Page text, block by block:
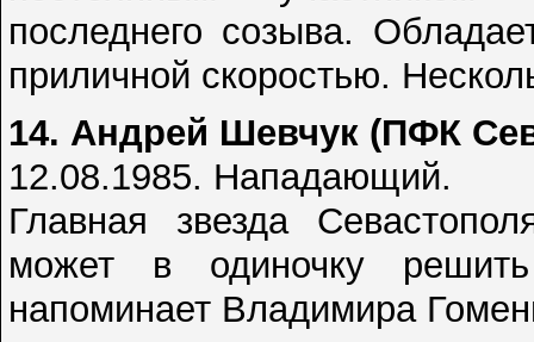
последнего созыва.
приличной скоростью.
14. Андрей Шевчук (ПФК
12.08.1985. Нападающий.
Главная звезда
может в одиночку
напоминает Владимира